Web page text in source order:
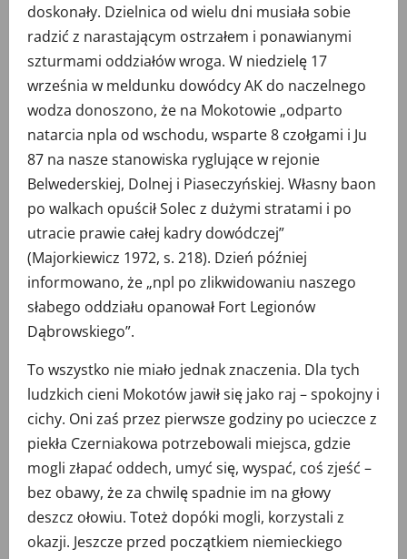
doskonały. Dzielnica od wielu dni musiała sobie
radzić z narastającym ostrzałem i ponawianymi
szturmami oddziałów wroga. W niedzielę 17
września w meldunku dowódcy AK do naczelnego
wodza donoszono, że na Mokotowie „odparto
natarcia npla od wschodu, wsparte 8 czołgami i Ju
87 na nasze stanowiska ryglujące w rejonie
Belwederskiej, Dolnej i Piaseczyńskiej. Własny baon
po walkach opuścił Solec z dużymi stratami i po
utracie prawie całej kadry dowódczej”
(Majorkiewicz 1972, s. 218). Dzień później
informowano, że „npl po zlikwidowaniu naszego
słabego oddziału opanował Fort Legionów
Dąbrowskiego”.
To wszystko nie miało jednak znaczenia. Dla tych
ludzkich cieni Mokotów jawił się jako raj – spokojny i
cichy. Oni zaś przez pierwsze godziny po ucieczce z
piekła Czerniakowa potrzebowali miejsca, gdzie
mogli złapać oddech, umyć się, wyspać, coś zjeść –
bez obawy, że za chwilę spadnie im na głowy
deszcz ołowiu. Toteż dopóki mogli, korzystali z
okazji. Jeszcze przed początkiem niemieckiego